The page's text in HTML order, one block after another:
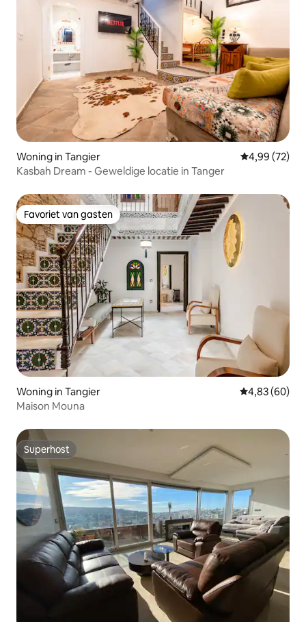
Woning in Tangier Gemiddelde
4,99 (72)
Kasbah Dream - Geweldige locatie in Tanger
Favoriet van gasten
Favoriet van gasten
Woning in Tangier Gemiddelde
4,83 (60)
Maison Mouna
Superhost
Superhost